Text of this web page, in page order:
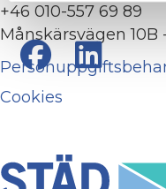
+46 010-557 69 89
Månskärsvägen 10B
Cookies